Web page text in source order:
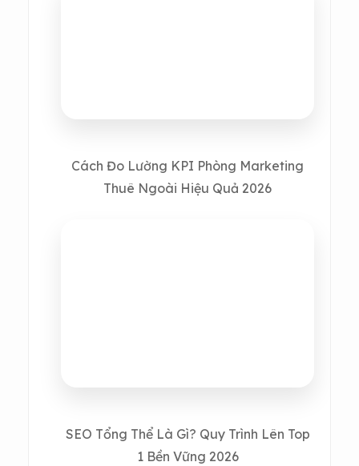
Cách Đo Lường KPI Phòng Marketing
Thuê Ngoài Hiệu Quả 2026
SEO Tổng Thể Là Gì? Quy Trình Lên Top
1 Bền Vững 2026